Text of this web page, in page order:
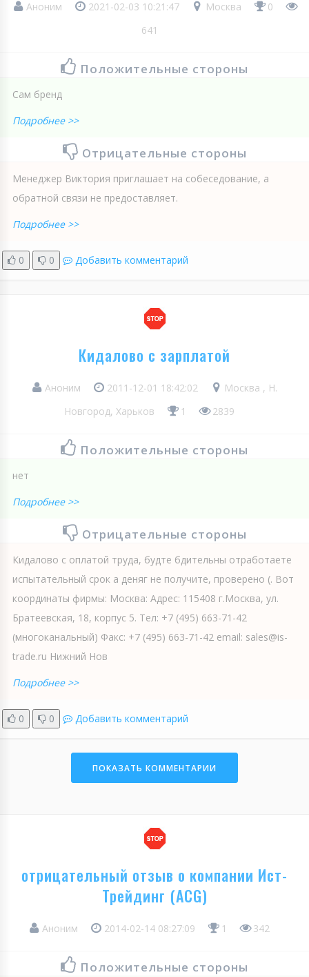
Аноним 2021-02-03 10:21:47 Москва
0
641
Положительные стороны
Сам бренд
Подробнее >>
Отрицательные стороны
Менеджер Виктория приглашает на собеседование, а
обратной связи не предоставляет.
Подробнее >>
0 0 Добавить комментарий
Кидалово с зарплатой
Аноним 2011-12-01 18:42:02
Москва , Н.
Новгород, Харьков
1 2839
Положительные стороны
нет
Подробнее >>
Отрицательные стороны
Кидалово с оплатой труда, будте бдительны отработаете
испытательный срок а деняг не получите, проверено (. Вот
координаты фирмы: Москва: Адрес: 115408 г.Москва, ул.
Братеевская, 18, корпус 5. Тел: +7 (495) 663-71-42
(многоканальный) Факс: +7 (495) 663-71-42 email: sales@is-
trade.ru Нижний Нов
Подробнее >>
0 0 Добавить комментарий
ПОКАЗАТЬ КОММЕНТАРИИ
отрицательный отзыв о компании Ист-
Трейдинг (ACG)
Аноним 2014-02-14 08:27:09 1 342
Положительные стороны